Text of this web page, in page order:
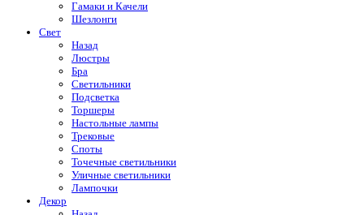
Гамаки и Качели
Шезлонги
Свет
Назад
Люстры
Бра
Светильники
Подсветка
Торшеры
Настольные лампы
Трековые
Споты
Точечные светильники
Уличные светильники
Лампочки
Декор